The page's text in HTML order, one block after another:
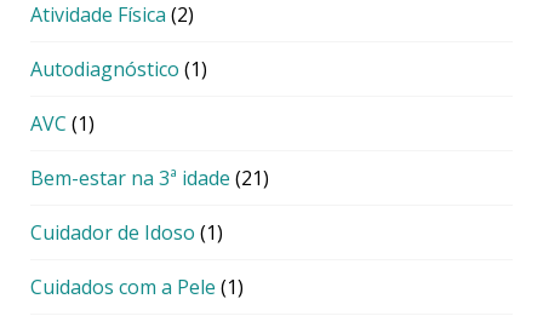
Atividade Física (2)
Autodiagnóstico (1)
AVC (1)
Bem-estar na 3ª idade (21)
Cuidador de Idoso (1)
Cuidados com a Pele (1)